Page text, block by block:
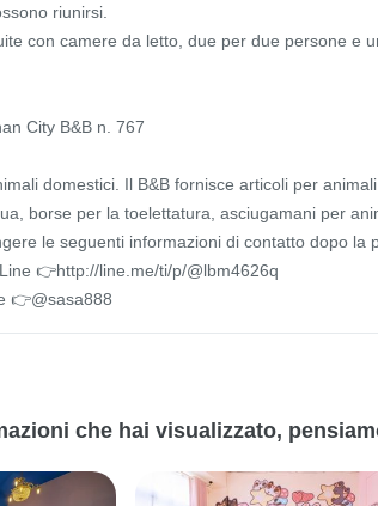
riunirsi.
con camere da letto, due per due persone e
City B&B n. 767
domestici. Il B&B fornisce articoli per
borse per la toelettatura, asciugamani per
le seguenti informazioni di contatto dopo la
👉http://line.me/ti/p/@lbm4626q
👉@sasa888
che hai visualizzato,